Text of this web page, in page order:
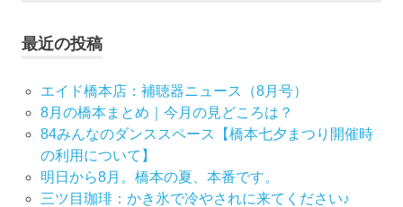
ビ
ー
シ
ョ
最近の投稿
エイド橋本店：補聴器ニュース（8月号）
8月の橋本まとめ｜今月の見どころは？
84みんなのダンススペース【橋本七夕まつり開催時
の利用について】
明日から8月。橋本の夏、本番です。
三ツ目珈琲：かき氷で冷やされに来てください♪